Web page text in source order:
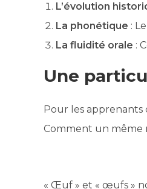
L’évolution
La phonétique :
La fluidité orale :
Une
Pour les
Comment un même
« Œuf » et « œufs »